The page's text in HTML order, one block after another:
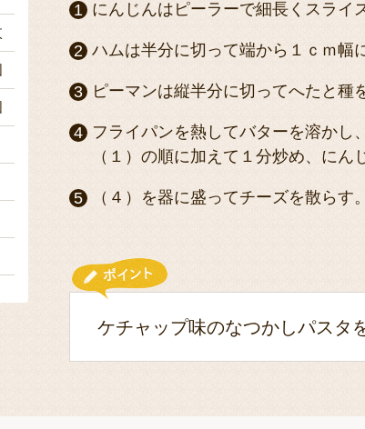
にんじんはピーラーで細長くスライ
ハムは半分に切って端から１ｃｍ幅
ピーマンは縦半分に切ってへたと種
フライパンを熱してバターを溶かし
（１）の順に加えて１分炒め、にん
（４）を器に盛ってチーズを散らす。
ケチャップ味のなつかしパスタ